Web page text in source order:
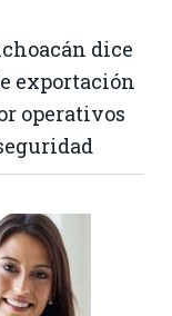
dice
exportación
operativos